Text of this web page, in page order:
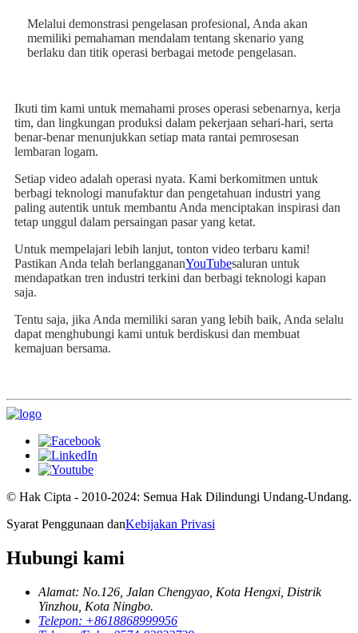
Melalui demonstrasi pengelasan profesional, Anda akan
memiliki pemahaman mendalam tentang skenario yang
berlaku dan titik operasi berbagai metode pengelasan.
Ikuti tim kami untuk memahami proses operasi sebenarnya, kerja
tim, dan lingkungan produksi dalam pekerjaan sehari-hari, serta
benar-benar menunjukkan setiap mata rantai pemrosesan
lembaran logam.
Setiap video adalah operasi nyata. Kami berkomitmen untuk
berbagi teknologi manufaktur dan pengetahuan industri yang
paling autentik untuk membantu Anda menciptakan inspirasi dan
tetap unggul dalam persaingan pasar yang ketat.
Untuk mempelajari lebih lanjut, tonton video terbaru kami!
Pastikan Anda telah berlanggananYouTubesaluran untuk
mendapatkan tren industri terkini dan berbagi teknologi kapan
saja.
Tentu saja, jika Anda memiliki saran yang lebih baik, Anda selalu
dapat menghubungi kami untuk berdiskusi dan membuat
kemajuan bersama.
© Hak Cipta - 2010-2024: Semua Hak Dilindungi Undang-Undang.
Syarat Penggunaan danKebijakan Privasi
Hubungi kami
Alamat: No.126, Jalan Chengyao, Kota Hengxi, Distrik
Yinzhou, Kota Ningbo.
Telepon: +8618868999956